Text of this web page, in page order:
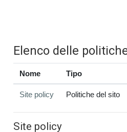
Elenco delle
Nome Tipo
Site policy Politiche del sito
Site policy